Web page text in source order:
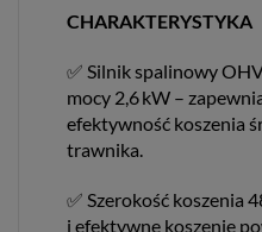
CHARAKTERYSTYKA
✅ Silnik spalinowy
mocy 2,6 kW –
efektywność koszenia
trawnika.
✅ Szerokość koszenia
i efektywne koszenie